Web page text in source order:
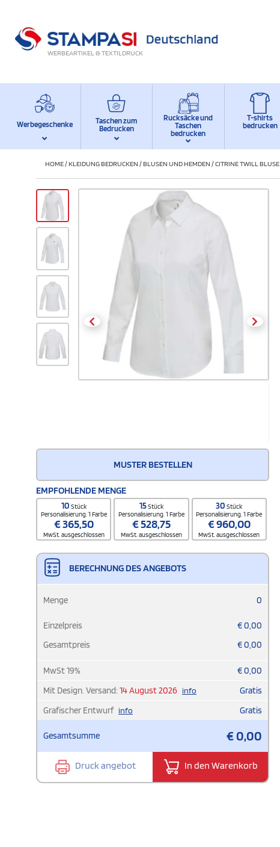
WERBEARTIKEL & TEXTILDRUCK
Werbegeschenke
Taschen zum
Bedrucken
Rucksäcke und
Taschen
bedrucken
T-shirts
bedrucken
HOME/KLEIDUNG BEDRUCKEN /BLUSEN UND HEMDEN /CITRINE TWILL BLUSE
MUSTER BESTELLEN
EMPFOHLENDE MENGE
10 Stück
Personalisierung. 1 Farbe
€365,50
MwSt. ausgeschlossen
15Stück
Personalisierung. 1 Farbe
€528,75
MwSt. ausgeschlossen
30Stück
Personalisierung. 1 Farbe
€960,00
MwSt. ausgeschlossen
BERECHNUNG DES ANGEBOTS
Menge 0
Einzelpreis €0,00
Gesamtpreis
€0,00
MwSt19% €0,00
Mit Design. Versand: 14 August 2026 info
Gratis
Grafischer Entwurf info Gratis
Gesamtsumme €0,00
Druck angebot In den Warenkorb